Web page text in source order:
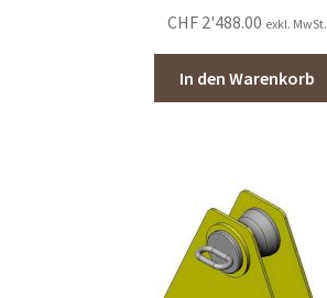
CHF2'488.00 exkl. MwSt.
In den Warenkorb